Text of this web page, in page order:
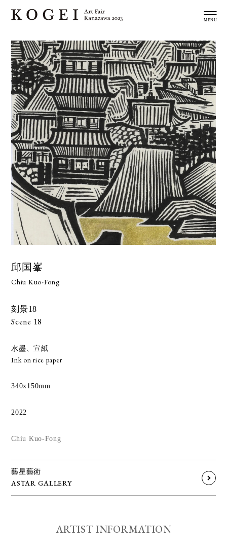
邱国峯
Chiu Kuo-Fong
刻景18
Scene 18
水墨、宣紙
Ink on rice paper
340x150mm
2022
Chiu Kuo-Fong
藝星藝術
ASTAR GALLERY
ARTIST INFORMATION